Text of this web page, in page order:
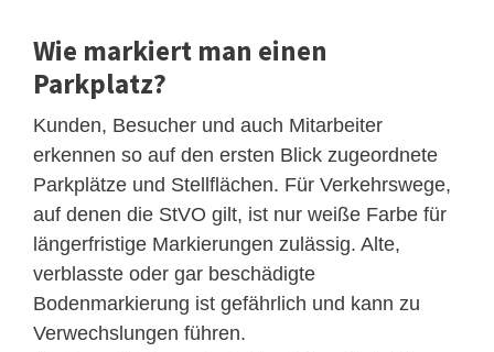
Wie markiert man einen
Parkplatz?
Kunden, Besucher und auch Mitarbeiter
erkennen so auf den ersten Blick zugeordnete
Parkplätze und Stellflächen. Für Verkehrswege,
auf denen die StVO gilt, ist nur weiße Farbe für
längerfristige Markierungen zulässig. Alte,
verblasste oder gar beschädigte
Bodenmarkierung ist gefährlich und kann zu
Verwechslungen führen.